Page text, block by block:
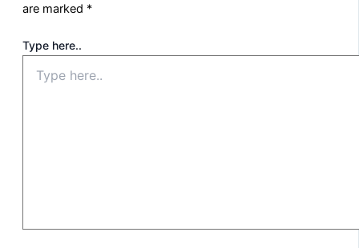
are marked *
Type here..